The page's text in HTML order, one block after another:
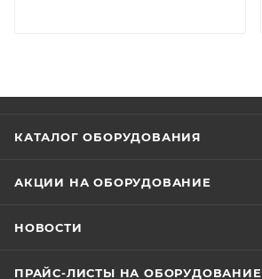
КАТАЛОГ ОБОРУДОВАНИЯ
АКЦИИ НА ОБОРУДОВАНИЕ
НОВОСТИ
ПРАЙС-ЛИСТЫ НА ОБОРУДОВАНИЕ